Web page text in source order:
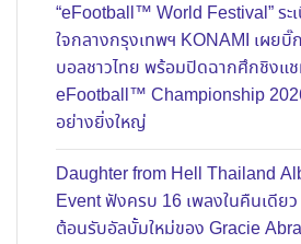
“eFootball™ World Festival” ระ
ใจกลางกรุงเทพฯ KONAMI เผยบิ๊
บอลชาวไทย พร้อมปิดฉากศึกชิงแ
eFootball™ Championship
อย่างยิ่งใหญ่
Daughter from Hell Thailand
Event ฟังครบ 16 เพลงในคืนเดีย
ต้อนรับอัลบั้มใหม่ของ Gracie